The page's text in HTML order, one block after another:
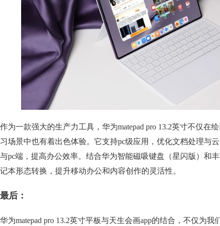
作为一款强大的生产力工具，华为matepad pro 13.2英寸不仅在
习场景中也有着出色体验。它支持pc级应用，优化文档处理与
与pc端，提高办公效率。结合华为智能磁吸键盘（星闪版）和
记本形态转换，提升移动办公和内容创作的灵活性。
最后：
华为matepad pro 13.2英寸平板与天生会画app的结合，不仅为